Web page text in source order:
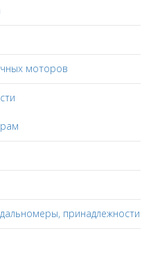
моторов
принадлежности